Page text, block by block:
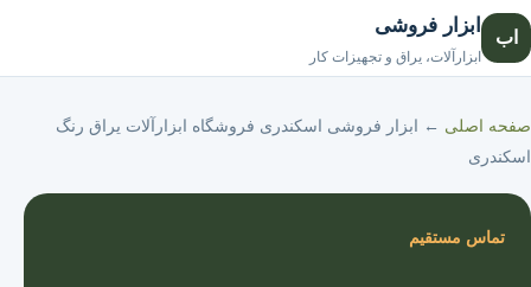
اب
ابزار فروشی
ابزارآلات، یراق و تجهیزات کار
صفحه اصلی ← ابزار فروشی اسکندری فروشگاه ابزارآلات یراق رنگ
اسکندری
تماس مستقیم